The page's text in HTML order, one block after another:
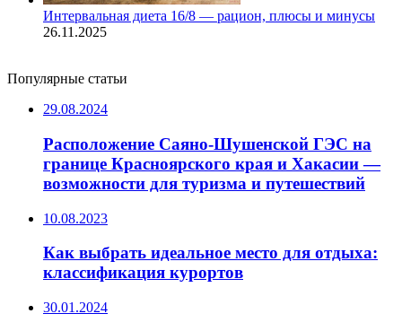
Интервальная диета 16/8 — рацион, плюсы и минусы
26.11.2025
Популярные статьи
29.08.2024
Расположение Саяно-Шушенской ГЭС на
границе Красноярского края и Хакасии —
возможности для туризма и путешествий
10.08.2023
Как выбрать идеальное место для отдыха:
классификация курортов
30.01.2024